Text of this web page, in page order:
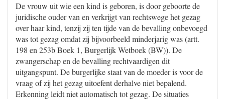
De vrouw uit wie een kind is geboren, is door geboorte de
juridische ouder van en verkrijgt van rechtswege het gezag
over haar kind, tenzij zij ten tijde van de bevalling onbevoegd
was tot gezag omdat zij bijvoorbeeld minderjarig was (artt.
198 en 253b Boek 1, Burgerlijk Wetboek (BW)). De
zwangerschap en de bevalling rechtvaardigen dit
uitgangspunt. De burgerlijke staat van de moeder is voor de
vraag of zij het gezag uitoefent derhalve niet bepalend.
Erkenning leidt niet automatisch tot gezag. De situaties